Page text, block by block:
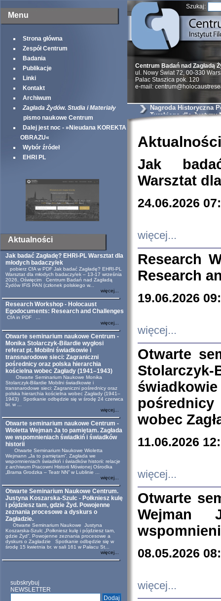
Menu
Strona główna
Zespół Centrum
Badania
Publikacje
Linki
Kontakt
Archiwum
Zagłada Żydów. Studia i Materiały
pismo naukowe Centrum
Dalej jest noc - »Nieudana KOREKTA
OBRAZU«
Wybór źródeł
EHRI PL
Aktualności
Jak badać Zagładę? EHRI-PL Warsztat dla
młodych badaczy/ek
pobierz CfA w PDF Jak badać Zagładę? EHRI-PL
Warsztat dla młodych badaczy/ek – 13-17 września
2026, Oświęcim Centrum Badań nad Zagładą
Żydów IFiS PAN (członek polskiego w...
więcej...
Research Workshop - Holocaust
Egodocuments: Research and Challenges
CfA in PDF ...
więcej...
Otwarte seminarium naukowe Centrum -
Monika Stolarczyk-Bilardie wygłosi
referat pt. Mobilni świadkowie i
transnarodowe sieci: Zagraniczni
pośrednicy oraz polska hierarchia
kościelna wobec Zagłady (1941–1943)
Otwarte Seminarium Naukowe Monika
Stolarczyk-Bilardie Mobilni świadkowie i
transnarodowe sieci: Zagraniczni pośrednicy oraz
polska hierarchia kościelna wobec Zagłady (1941–
1943) Spotkanie odbędzie się w środę 24 czerwca
br. w ...
więcej...
Otwarte seminarium naukowe Centrum -
Wioletta Wejman Ja to pamiętam. Zagłada
we wspomnieniach świadkiń i świadków
historii
Otwarte Seminarium Naukowe Wioletta
Wejmann „Ja to pamiętam”. Zagłada we
wspomnieniach świadkiń i świadków historii: relacje
z archiwum Pracowni Historii Mówionej Ośrodka
„Brama Grodzka – Teatr NN” w Lublinie ...
więcej...
Otwarte Seminarium Naukowe Centrum.
Justyna Koszarska-Szulc - Połkniesz kulę
i pójdziesz tam, gdzie Żyd. Powojenne
zeznania procesowe a dyskurs o
Zagładzie.
Otwarte Seminarium Naukowe Justyna
Koszarska-Szulc „Połkniesz kulę i pójdziesz tam,
gdzie Żyd”. Powojenne zeznania procesowe a
dyskurs o Zagładzie Spotkanie odbędzie się w
środę 15 kwietnia br. w sali 161 w Pałacu St...
więcej...
subskrybuj
NEWSLETTER
Szukaj:
Centrum Badań nad Zagładą
ul. Nowy Świat 72, 00-330
Palac Staszica pok. 120
e-mail:
Nagroda Historyczna
Turskiego dla Justyny
Aktualności
Jak
Warsztat
24.06.2026
więcej...
Research
Research
19.06.2026
więcej...
Otwarte
wobec
11.06.2026
więcej...
Otwarte
Wejman
08.05.2026
więcej...